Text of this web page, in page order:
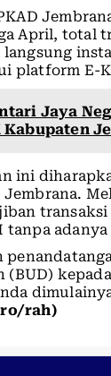
April, total
platform E-
Jaya
Kabupaten
ini
(BUD)
rah)